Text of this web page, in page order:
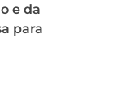
e da
para